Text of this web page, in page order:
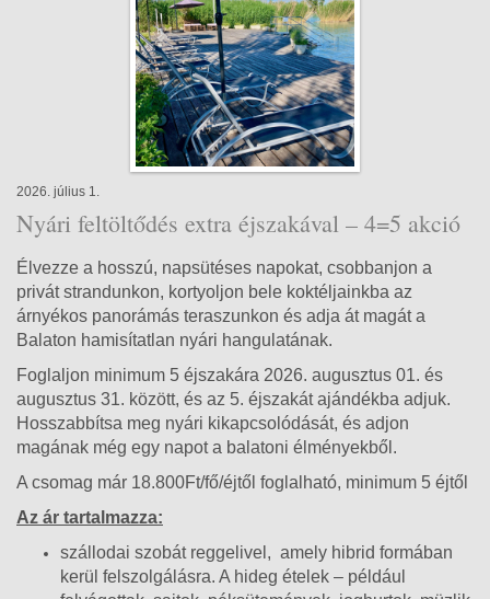
2026. július 1.
Nyári feltöltődés extra éjszakával – 4=5 akció
Élvezze a hosszú, napsütéses napokat, csobbanjon a
privát strandunkon, kortyoljon bele koktéljainkba az
árnyékos panorámás teraszunkon és adja át magát a
Balaton hamisítatlan nyári hangulatának.
Foglaljon minimum 5 éjszakára 2026. augusztus 01. és
augusztus 31. között, és az 5. éjszakát ajándékba adjuk.
Hosszabbítsa meg nyári kikapcsolódását, és adjon
magának még egy napot a balatoni élményekből.
A csomag már 18.800Ft/fő/éjtől foglalható, minimum 5 éjtől
Az ár tartalmazza:
szállodai szobát reggelivel, amely hibrid formában
kerül felszolgálásra. A hideg ételek – például